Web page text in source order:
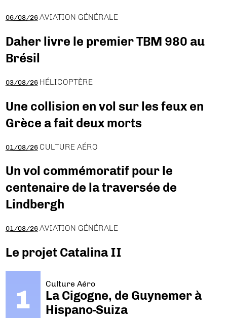
06/08/26 AVIATION GÉNÉRALE
Daher livre le premier TBM 980 au
Brésil
03/08/26 HÉLICOPTÈRE
Une collision en vol sur les feux en
Grèce a fait deux morts
01/08/26 CULTURE AÉRO
Un vol commémoratif pour le
centenaire de la traversée de
Lindbergh
01/08/26 AVIATION GÉNÉRALE
Le projet Catalina II
Culture Aéro
La Cigogne, de Guynemer à
Hispano-Suiza